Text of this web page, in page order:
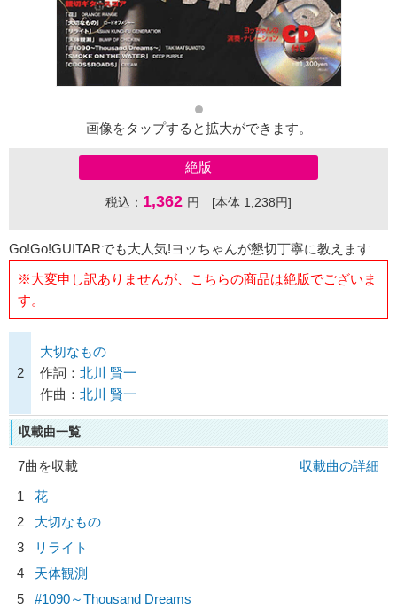
画像をタップすると拡大ができます。
絶版
税込： 1,362 円 [本体 1,238円]
Go!Go!GUITARでも大人気!ヨッちゃんが懇切丁寧に教えます
※大変申し訳ありませんが、こちらの商品は絶版でございま
す。
2
大切なもの
作詞： 北川 賢一
作曲： 北川 賢一
収載曲一覧
7曲を収載
収載曲の詳細
1
花
2
大切なもの
3
リライト
4
天体観測
5
#1090～Thousand Dreams